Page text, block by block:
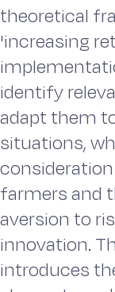
theoretical
'increasing
identify
adapt them
situations,
farmers and
aversion to
innovation.
introduces